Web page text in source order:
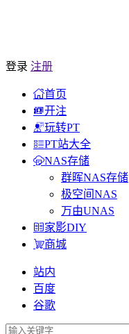
登录 注册
首页
开注
玩转PT
PT站大全
NAS存储
群晖NAS存储
极空间NAS
万由UNAS
家影DIY
商城
站内
百度
谷歌